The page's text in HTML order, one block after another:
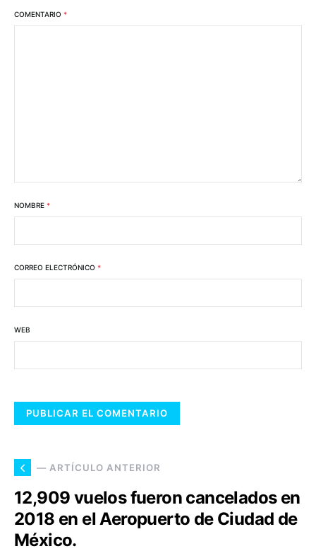
COMENTARIO *
NOMBRE *
CORREO ELECTRÓNICO *
WEB
— ARTÍCULO ANTERIOR
12,909 vuelos fueron cancelados en
2018 en el Aeropuerto de Ciudad de
México.